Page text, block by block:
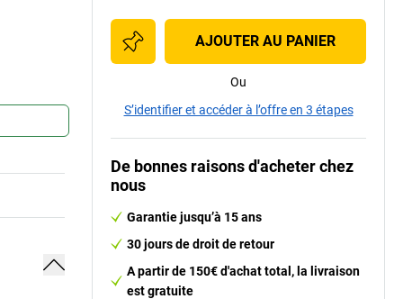
AJOUTER AU PANIER
Ou
S’identifier et accéder à l’offre en 3 étapes
De bonnes raisons d'acheter chez
nous
Garantie jusqu’à 15 ans
30 jours de droit de retour
A partir de 150€ d'achat total, la livraison
est gratuite